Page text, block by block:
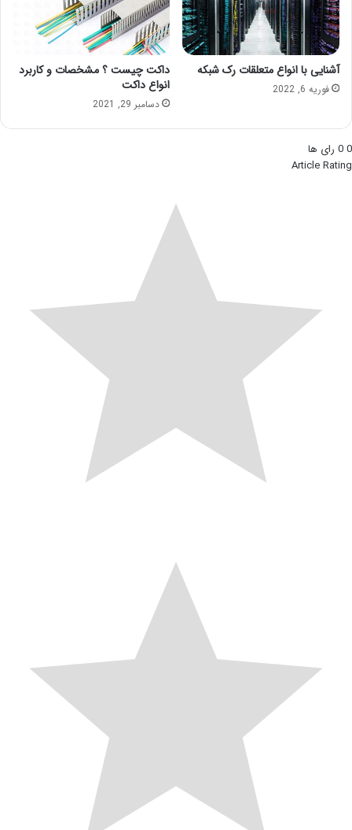
آشنایی با انواع متعلقات رک شبکه
فوریه 6, 2022
داکت چیست ؟ مشخصات و کاربرد
انواع داکت
دسامبر 29, 2021
0
0 رای ها
Article Rating